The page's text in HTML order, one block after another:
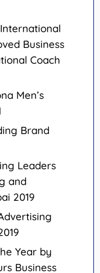
Business
Coach
Men’s
Brand
Leaders
and
2019
Year by
Business